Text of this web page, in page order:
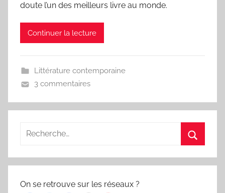
doute l’un des meilleurs livre au monde.
Continuer la lecture
Littérature contemporaine
3 commentaires
Recherche
:
On se retrouve sur les réseaux ?